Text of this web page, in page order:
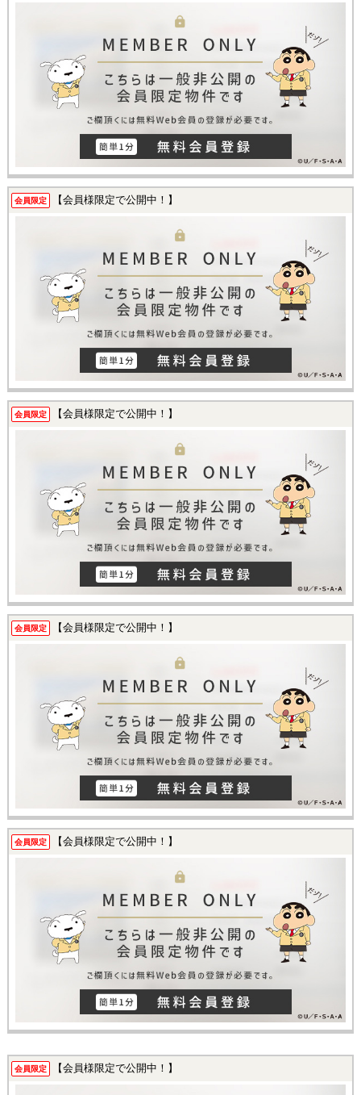
会員限定 【会員様限定で公開中！】
会員限定 【会員様限定で公開中！】
会員限定 【会員様限定で公開中！】
会員限定 【会員様限定で公開中！】
会員限定 【会員様限定で公開中！】